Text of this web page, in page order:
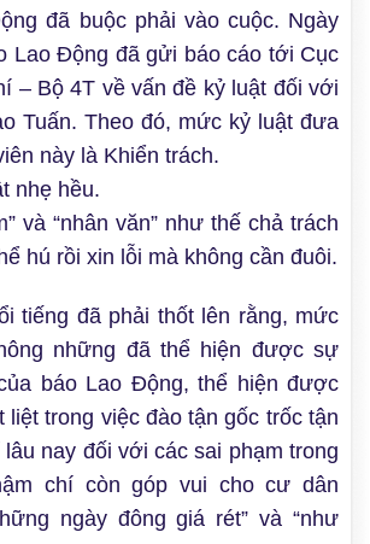
đã buộc phải vào cuộc. Ngày
Lao Động đã gửi báo cáo tới Cục
– Bộ 4T về vấn đề kỷ luật đối với
Tuấn. Theo đó, mức kỷ luật đưa
này là Khiển trách.
nhẹ hều.
và “nhân văn” như thế chả trách
hú rồi xin lỗi mà không cần đuôi.
tiếng đã phải thốt lên rằng, mức
những đã thể hiện được sự
báo Lao Động, thể hiện được
liệt trong việc đào tận gốc trốc tận
nay đối với các sai phạm trong
chí còn góp vui cho cư dân
ngày đông giá rét” và “như